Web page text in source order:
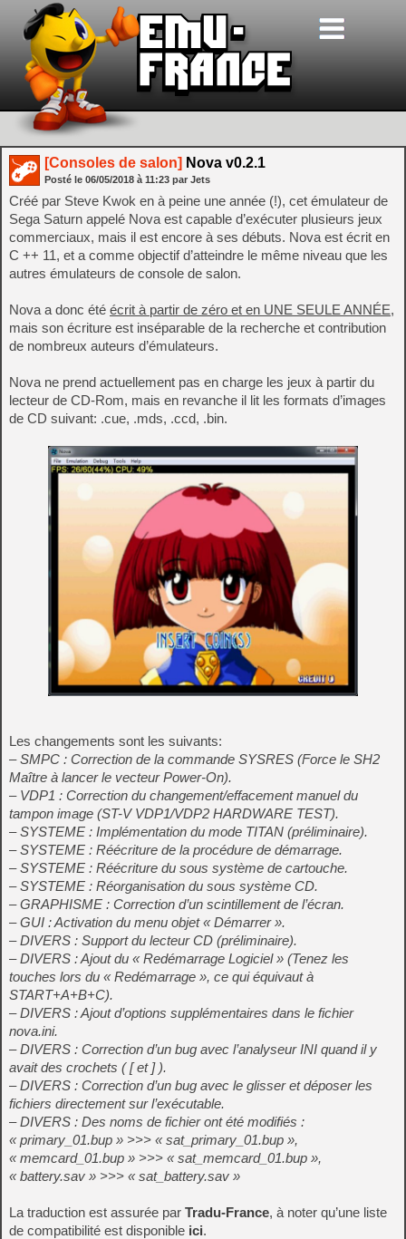
[Consoles de salon] Nova v0.2.1
Posté le 06/05/2018 à 11:23 par Jets
Créé par Steve Kwok en à peine une année (!), cet émulateur de
Sega Saturn appelé Nova est capable d’exécuter plusieurs jeux
commerciaux, mais il est encore à ses débuts. Nova est écrit en
C ++ 11, et a comme objectif d’atteindre le même niveau que les
autres émulateurs de console de salon.
Nova a donc été écrit à partir de zéro et en UNE SEULE ANNÉE,
mais son écriture est inséparable de la recherche et contribution
de nombreux auteurs d’émulateurs.
Nova ne prend actuellement pas en charge les jeux à partir du
lecteur de CD-Rom, mais en revanche il lit les formats d’images
de CD suivant: .cue, .mds, .ccd, .bin.
Les changements sont les suivants:
– SMPC : Correction de la commande SYSRES (Force le SH2
Maître à lancer le vecteur Power-On).
– VDP1 : Correction du changement/effacement manuel du
tampon image (ST-V VDP1/VDP2 HARDWARE TEST).
– SYSTEME : Implémentation du mode TITAN (préliminaire).
– SYSTEME : Réécriture de la procédure de démarrage.
– SYSTEME : Réécriture du sous système de cartouche.
– SYSTEME : Réorganisation du sous système CD.
– GRAPHISME : Correction d’un scintillement de l’écran.
– GUI : Activation du menu objet « Démarrer ».
– DIVERS : Support du lecteur CD (préliminaire).
– DIVERS : Ajout du « Redémarrage Logiciel » (Tenez les
touches lors du « Redémarrage », ce qui équivaut à
START+A+B+C).
– DIVERS : Ajout d’options supplémentaires dans le fichier
nova.ini.
– DIVERS : Correction d’un bug avec l’analyseur INI quand il y
avait des crochets ( [ et ] ).
– DIVERS : Correction d’un bug avec le glisser et déposer les
fichiers directement sur l’exécutable.
– DIVERS : Des noms de fichier ont été modifiés :
« primary_01.bup » >>> « sat_primary_01.bup »,
« memcard_01.bup » >>> « sat_memcard_01.bup »,
« battery.sav » >>> « sat_battery.sav »
La traduction est assurée par Tradu-France, à noter qu’une liste
de compatibilité est disponible ici.